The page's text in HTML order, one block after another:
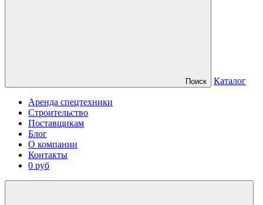
Поиск Каталог
Аренда спецтехники
Строительство
Поставщикам
Блог
О компании
Контакты
0 руб